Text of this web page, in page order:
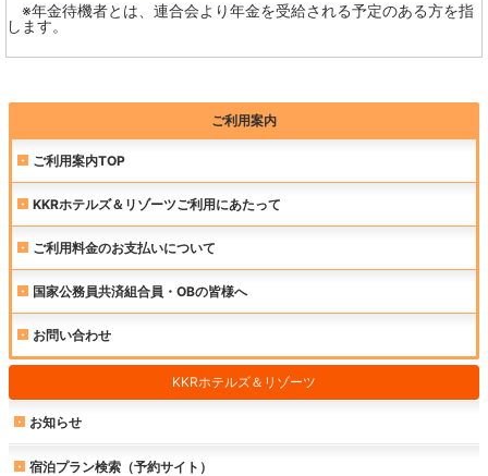
ご利用案内
ご利用案内TOP
KKRホテルズ＆リゾーツご利用にあたって
ご利用料金のお支払いについて
国家公務員共済組合員・OBの皆様へ
お問い合わせ
KKRホテルズ＆リゾーツ
お知らせ
宿泊プラン検索（予約サイト）
※年金待機者とは、連合会より年金を受給される予定のある方を指
します。